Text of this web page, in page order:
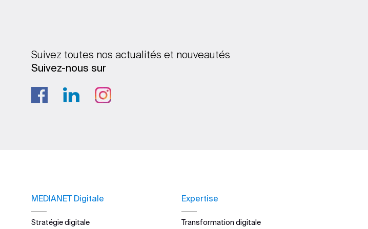
Suivez toutes nos actualités et nouveautés
Suivez-nous sur
MEDIANET Digitale
Stratégie digitale
Expertise
Transformation digitale